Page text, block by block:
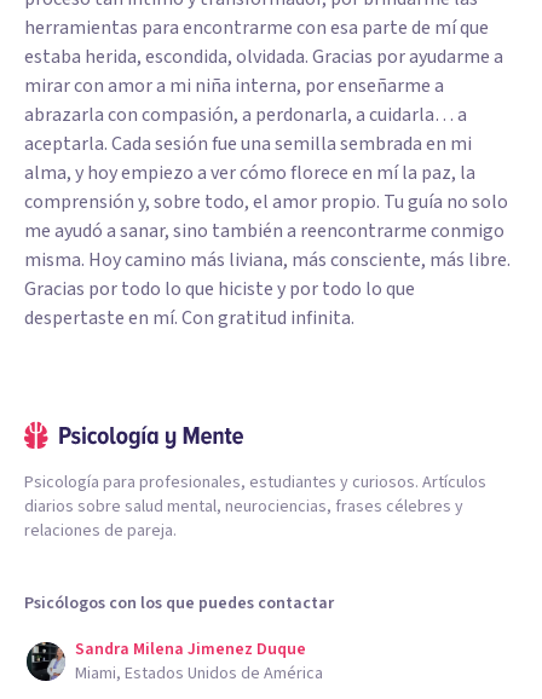
herramientas para encontrarme con esa parte de mí que
estaba herida, escondida, olvidada. Gracias por ayudarme a
mirar con amor a mi niña interna, por enseñarme a
abrazarla con compasión, a perdonarla, a cuidarla… a
aceptarla. Cada sesión fue una semilla sembrada en mi
alma, y hoy empiezo a ver cómo florece en mí la paz, la
comprensión y, sobre todo, el amor propio. Tu guía no solo
me ayudó a sanar, sino también a reencontrarme conmigo
misma. Hoy camino más liviana, más consciente, más libre.
Gracias por todo lo que hiciste y por todo lo que
despertaste en mí. Con gratitud infinita.
Psicología para profesionales, estudiantes y curiosos. Artículos
diarios sobre salud mental, neurociencias, frases célebres y
relaciones de pareja.
Psicólogos con los que puedes contactar
Sandra Milena Jimenez Duque
Miami, Estados Unidos de América